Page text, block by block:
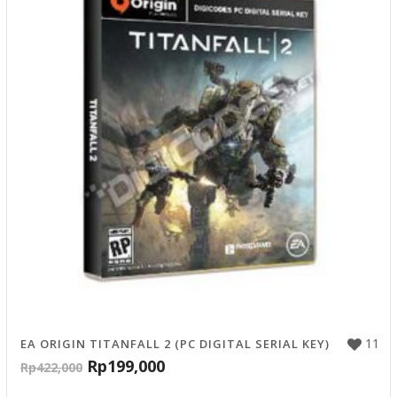
11
EA ORIGIN TITANFALL 2 (PC DIGITAL SERIAL KEY)
Rp422,000 Rp199,000